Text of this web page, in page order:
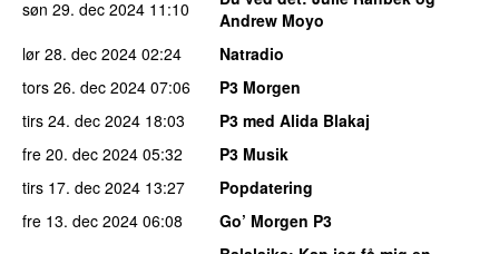
søn 29. dec 2024 11:10
Andrew Moyo
lør 28. dec 2024 02:24
Natradio
tors 26. dec 2024 07:06
P3 Morgen
tirs 24. dec 2024 18:03
P3 med Alida Blakaj
fre 20. dec 2024 05:32
P3 Musik
tirs 17. dec 2024 13:27
Popdatering
fre 13. dec 2024 06:08
Go’ Morgen P3